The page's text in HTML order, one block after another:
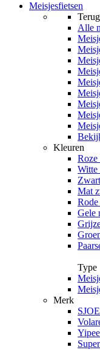
Meisjesfietsen
Terug
Alle
Kleuren
Roze
Witte
Mat
Rode
Gele
Type
Merk